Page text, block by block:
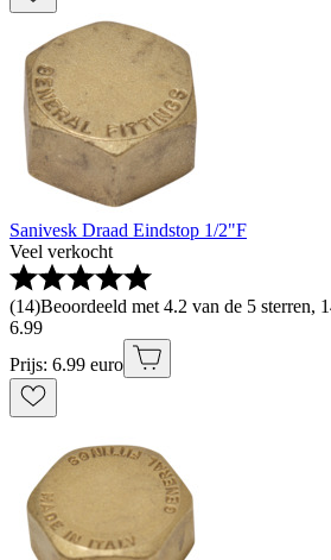
Sanivesk Draad Eindstop 1/2"F
Veel verkocht
(14)Beoordeeld met 4.2 van de 5 sterren,
6.99
Prijs: 6.99 euro